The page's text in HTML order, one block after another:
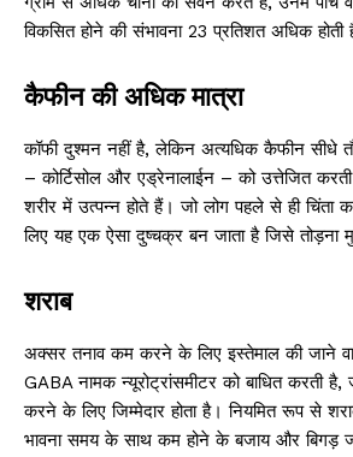
विकसित होने की संभावना 23 प्रतिशत अधिक होती
कैफीन की अधिक मात्रा
कॉफी दुश्मन नहीं है, लेकिन अत्यधिक कैफीन सीधे तौर
– कोर्टिसोल और एड्रेनालाईन – को उत्तेजित
शरीर में उत्पन्न होते हैं। जो लोग पहले से ही
लिए यह एक ऐसा दुष्चक्र बन जाता है जिसे तोड़ना
शराब
अक्सर तनाव कम करने के लिए इस्तेमाल की जाने
GABA नामक न्यूरोट्रांसमीटर को बाधित करती है,
करने के लिए जिम्मेदार होता है। नियमित रूप से
भावना समय के साथ कम होने के बजाय और बिगड़